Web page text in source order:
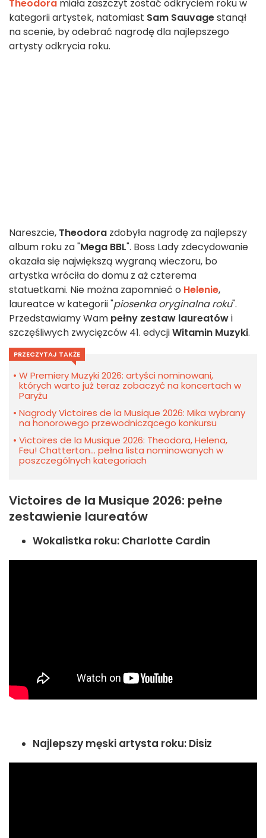
Theodora miała zaszczyt zostać odkryciem roku w
kategorii artystek, natomiast Sam Sauvagestanął
na scenie, by odebrać nagrodę dla najlepszego
artysty odkrycia roku.
Nareszcie, Theodora zdobyła nagrodę za najlepszy
album roku za "Mega BBL". Boss Lady zdecydowanie
okazała się największą wygraną wieczoru, bo
artystka wróciła do domu z aż czterema
statuetkami. Nie można zapomnieć o Helenie,
laureatce w kategorii "piosenka oryginalna roku".
Przedstawiamy Wam pełny zestaw laureatówi
szczęśliwych zwycięzców 41. edycjiWitamin Muzyki.
PRZECZYTAJ TAKŻE
W Premiery Muzyki 2026: artyści nominowani,
których warto już teraz zobaczyć na koncertach w
Paryżu
Nagrody Victoires de la Musique 2026: Mika wybrany
na honorowego przewodniczącego konkursu
Victoires de la Musique 2026: Theodora, Helena,
Feu! Chatterton... pełna lista nominowanych w
poszczególnych kategoriach
Victoires de la Musique 2026: pełne
zestawienie laureatów
Wokalistka roku: Charlotte Cardin
Najlepszy męski artysta roku: Disiz